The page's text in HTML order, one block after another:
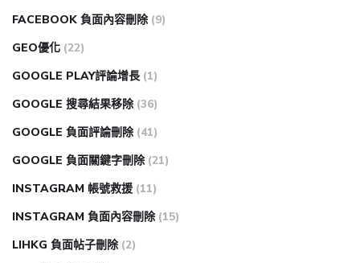
FACEBOOK 負面內容刪除 (9)
GEO優化 (22)
GOOGLE PLAY評論增長 (1)
GOOGLE 搜尋結果移除 (36)
GOOGLE 負面評論刪除 (41)
GOOGLE 負面關鍵字刪除 (21)
INSTAGRAM 帳號救援 (11)
INSTAGRAM 負面內容刪除 (15)
LIHKG 負面帖子刪除 (2)